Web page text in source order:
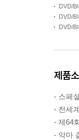
DVD/
DVD/
DVD/
제품
- 스페
- 전세
- 제64
- 악마